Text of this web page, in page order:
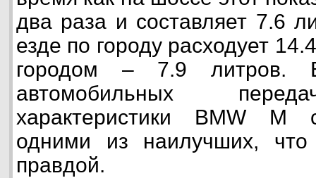
два раза и составляет 7.6
езде по городу расходует
городом – 7.9 литров.
автомобильных
характеристики BMW M
одними из наилучших, что
правдой.